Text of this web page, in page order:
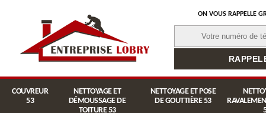
ON VOUS RAPPELLE
COUVREUR
53
NETTOYAGE ET
DÉMOUSSAGE DE
TOITURE 53
NETTOYAGE ET POSE
DE GOUTTIÈRE 53